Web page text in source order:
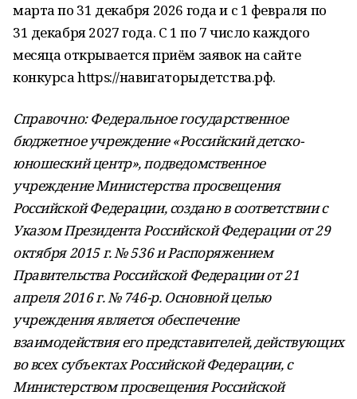
марта по 31 декабря 2026 года и с 1 февраля по
31 декабря 2027 года. С 1 по 7 число каждого
месяца открывается приём заявок на сайте
конкурса https://навигаторыдетства.рф.
Справочно: Федеральное государственное
бюджетное учреждение «Российский детско-
юношеский центр», подведомственное
учреждение Министерства просвещения
Российской Федерации, создано в соответствии с
Указом Президента Российской Федерации от 29
октября 2015 г. № 536 и Распоряжением
Правительства Российской Федерации от 21
апреля 2016 г. № 746-р. Основной целью
учреждения является обеспечение
взаимодействия его представителей, действующих
во всех субъектах Российской Федерации, с
Министерством просвещения Российской